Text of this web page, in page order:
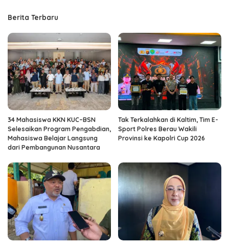
Berita Terbaru
34 Mahasiswa KKN KUC–BSN
Selesaikan Program Pengabdian,
Mahasiswa Belajar Langsung
dari Pembangunan Nusantara
Tak Terkalahkan di Kaltim, Tim E-
Sport Polres Berau Wakili
Provinsi ke Kapolri Cup 2026